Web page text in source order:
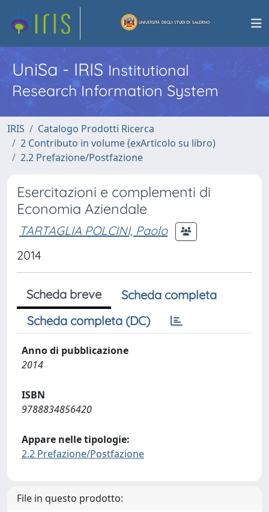
UniSa - IRISInstitutional
Research Information System
IRIS
Catalogo Prodotti Ricerca
2 Contributo in volume (exArticolo su libro)
2.2 Prefazione/Postfazione
Esercitazioni e complementi di
Economia Aziendale
TARTAGLIA POLCINI, Paolo
2014
Scheda breve
Scheda completa
Scheda completa (DC)
Anno di pubblicazione
2014
ISBN
9788834856420
Appare nelle tipologie:
2.2 Prefazione/Postfazione
File in questo prodotto: